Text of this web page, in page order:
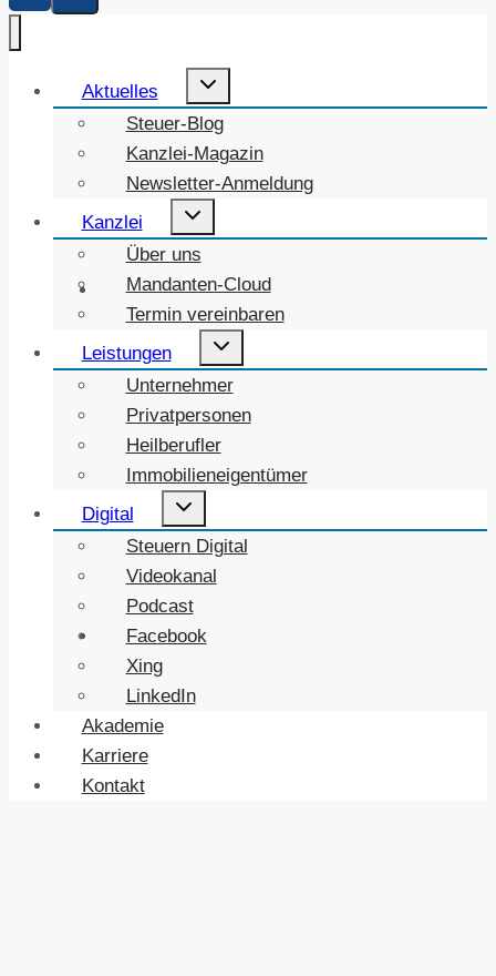
Aktuelles
Untermenü
Steuer-Blog
Kanzlei-Magazin
Newsletter-Anmeldung
Kanzlei
Untermenü
Über uns
Mandanten-Cloud
Termin vereinbaren
Leistungen
Untermenü
Unternehmer
Privatpersonen
Heilberufler
Immobilieneigentümer
Digital
Untermenü
Steuern Digital
Videokanal
Podcast
Facebook
Xing
LinkedIn
Akademie
Karriere
Kontakt